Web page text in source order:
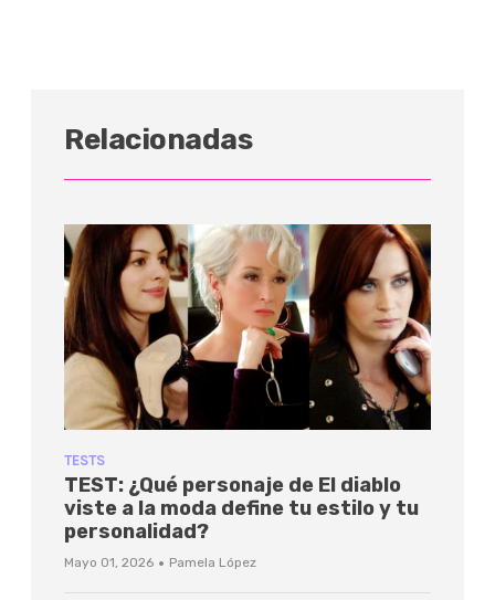
Relacionadas
TESTS
TEST: ¿Qué personaje de El diablo
viste a la moda define tu estilo y tu
personalidad?
Mayo 01, 2026 · Pamela López